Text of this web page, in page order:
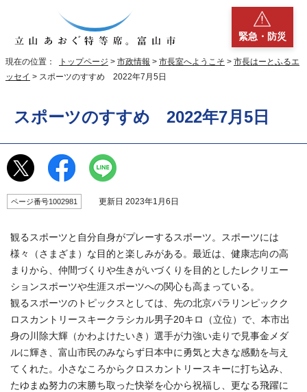
緊急・防災
現在の位置： トップページ > 市政情報 > 市長室へようこそ > 市長はーとふるエ
ッセイ > スポーツのすすめ 2022年7月5日
スポーツのすすめ 2022年7月5日
ページ番号1002981 更新日 2023年1月6日
観るスポーツと自分自身がプレーするスポーツ。スポーツには
様々（さまざま）な目的と楽しみがある。最近は、健康志向の高
まりから、仲間づくりや生きがいづくりを目的としたレクリエー
ションスポーツや生涯スポーツへの関心も高まっている。
観るスポーツのトピックスとしては、先の北京パラリンピックク
ロスカントリースキークラシカル男子20キロ（立位）で、本市出
身の川除大輝（かわよけたいき）選手が力強い走りで見事金メダ
ルに輝き、富山市民のみならず日本中に勇気と大きな感動を与え
てくれた。小さなころからクロスカントリースキーに打ち込み、
たゆまぬ努力の末勝ち取った快挙を心から祝福し、更なる飛躍に